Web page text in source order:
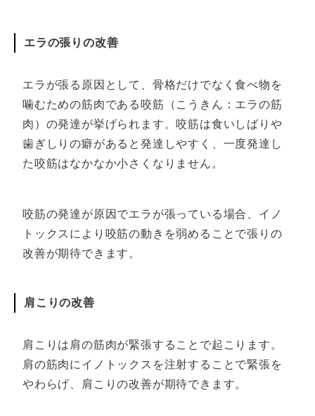
エラの張りの改善
エラが張る原因として、骨格だけでなく食べ物を
噛むための筋肉である咬筋（こうきん：エラの筋
肉）の発達が挙げられます。咬筋は食いしばりや
歯ぎしりの癖があると発達しやすく、一度発達し
た咬筋はなかなか小さくなりません。
咬筋の発達が原因でエラが張っている場合、イノ
トックスにより咬筋の動きを弱めることで張りの
改善が期待できます。
肩こりの改善
肩こりは肩の筋肉が緊張することで起こります。
肩の筋肉にイノトックスを注射することで緊張を
やわらげ、肩こりの改善が期待できます。